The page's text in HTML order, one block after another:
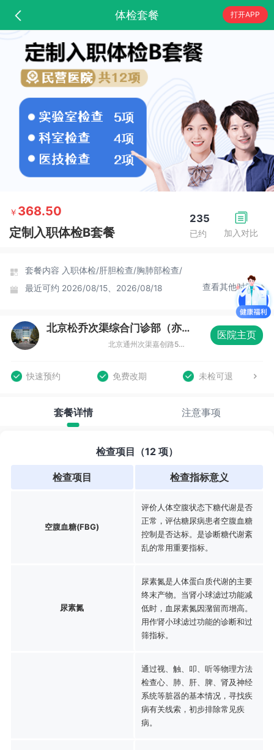
体检套餐 打开APP
加入对比
235
已约
￥ 368.50
定制入职体检B套餐
套餐内容 入职体检/肝胆检查/胸肺部检查/
最近可约 2026/08/15、2026/08/18 查看其他时间
北京松乔次渠综合门诊部（亦庄店）体检中心
北京通州次渠嘉创路5号新华联科技大厦三层（亦庄店）
医院主页
快速预约 免费改期 未检可退
套餐详情 注意事项
检查项目（12 项）
检查项目 检查指标意义
空腹血糖(FBG)
评价人体空腹状态下糖代谢是否
正常，评估糖尿病患者空腹血糖
控制是否达标。是诊断糖代谢紊
乱的常用重要指标。
尿素氮
尿素氮是人体蛋白质代谢的主要
终末产物。当肾小球滤过功能减
低时，血尿素氮因潴留而增高。
用作肾小球滤过功能的诊断和过
筛指标。
通过视、触、叩、听等物理方法
检查心、肺、肝、脾、肾及神经
系统等脏器的基本情况，寻找疾
病有关线索，初步排除常见疾
病。